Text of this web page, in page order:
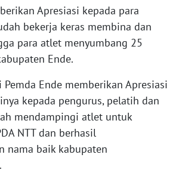
Apresiasi kepada para
bekerja keras membina dan
para atlet menyumbang 25
Ende.
Pemda Ende memberikan Apresiasi
kepada pengurus, pelatih dan
mendampingi atlet untuk
NTT dan berhasil
nama baik kabupaten